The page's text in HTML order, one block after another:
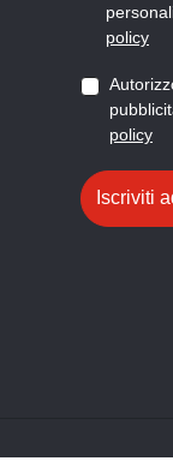
policy
policy
Iscriviti